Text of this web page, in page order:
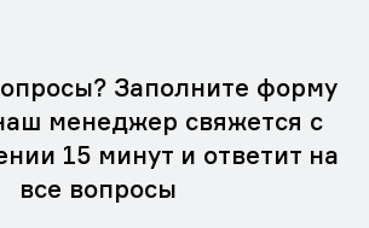
Заполните форму
менеджер свяжется с
15 минут и ответит на
все вопросы